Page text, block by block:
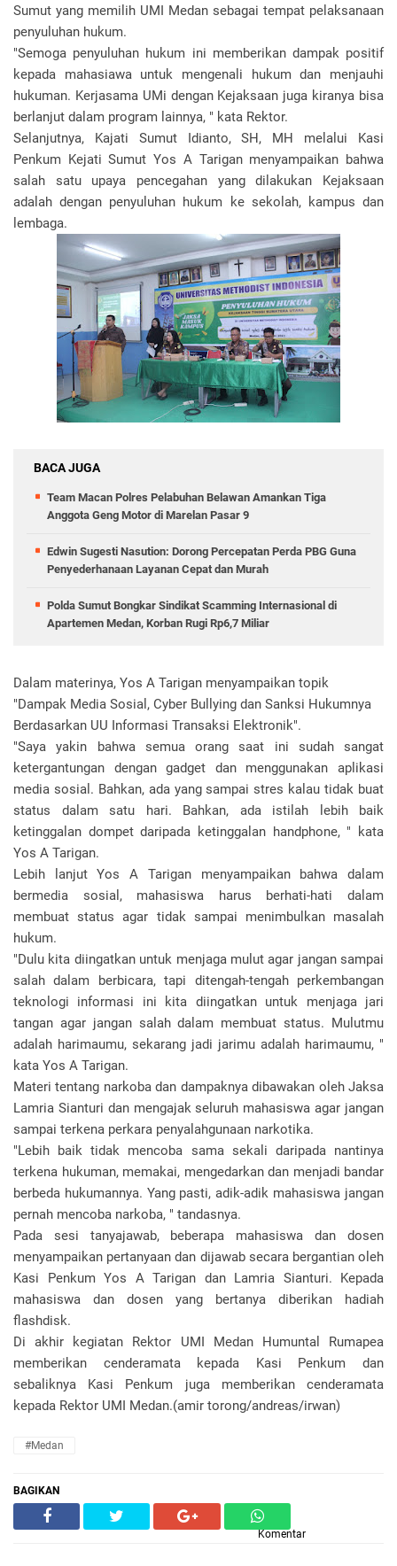
Sumut yang memilih UMI Medan sebagai tempat pelaksanaan
penyuluhan hukum.
"Semoga penyuluhan hukum ini memberikan dampak positif
kepada mahasiawa untuk mengenali hukum dan menjauhi
hukuman. Kerjasama UMi dengan Kejaksaan juga kiranya bisa
berlanjut dalam program lainnya, " kata Rektor.
Selanjutnya, Kajati Sumut Idianto, SH, MH melalui Kasi
Penkum Kejati Sumut Yos A Tarigan menyampaikan bahwa
salah satu upaya pencegahan yang dilakukan Kejaksaan
adalah dengan penyuluhan hukum ke sekolah, kampus dan
lembaga.
BACA JUGA
Team Macan Polres Pelabuhan Belawan Amankan Tiga
Anggota Geng Motor di Marelan Pasar 9
Edwin Sugesti Nasution: Dorong Percepatan Perda PBG Guna
Penyederhanaan Layanan Cepat dan Murah
Polda Sumut Bongkar Sindikat Scamming Internasional di
Apartemen Medan, Korban Rugi Rp6,7 Miliar
Dalam materinya, Yos A Tarigan menyampaikan topik
"Dampak Media Sosial, Cyber Bullying dan Sanksi Hukumnya
Berdasarkan UU Informasi Transaksi Elektronik".
"Saya yakin bahwa semua orang saat ini sudah sangat
ketergantungan dengan gadget dan menggunakan aplikasi
media sosial. Bahkan, ada yang sampai stres kalau tidak buat
status dalam satu hari. Bahkan, ada istilah lebih baik
ketinggalan dompet daripada ketinggalan handphone, " kata
Yos A Tarigan.
Lebih lanjut Yos A Tarigan menyampaikan bahwa dalam
bermedia sosial, mahasiswa harus berhati-hati dalam
membuat status agar tidak sampai menimbulkan masalah
hukum.
"Dulu kita diingatkan untuk menjaga mulut agar jangan sampai
salah dalam berbicara, tapi ditengah-tengah perkembangan
teknologi informasi ini kita diingatkan untuk menjaga jari
tangan agar jangan salah dalam membuat status. Mulutmu
adalah harimaumu, sekarang jadi jarimu adalah harimaumu, "
kata Yos A Tarigan.
Materi tentang narkoba dan dampaknya dibawakan oleh Jaksa
Lamria Sianturi dan mengajak seluruh mahasiswa agar jangan
sampai terkena perkara penyalahgunaan narkotika.
"Lebih baik tidak mencoba sama sekali daripada nantinya
terkena hukuman, memakai, mengedarkan dan menjadi bandar
berbeda hukumannya. Yang pasti, adik-adik mahasiswa jangan
pernah mencoba narkoba, " tandasnya.
Pada sesi tanyajawab, beberapa mahasiswa dan dosen
menyampaikan pertanyaan dan dijawab secara bergantian oleh
Kasi Penkum Yos A Tarigan dan Lamria Sianturi. Kepada
mahasiswa dan dosen yang bertanya diberikan hadiah
flashdisk.
Di akhir kegiatan Rektor UMI Medan Humuntal Rumapea
memberikan cenderamata kepada Kasi Penkum dan
sebaliknya Kasi Penkum juga memberikan cenderamata
kepada Rektor UMI Medan.(amir torong/andreas/irwan)
#Medan
BAGIKAN
Komentar